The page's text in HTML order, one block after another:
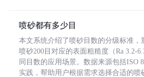
喷砂都有多少目
本文系统介绍了喷砂目数的分级标准，
喷砂200目对应的表面粗糙度（Ra 3.2-
同目数的应用场景。数据来源包括ISO
实践，帮助用户根据需求选择合适的喷